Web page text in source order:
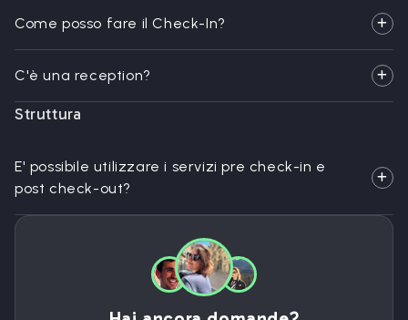
Come posso fare il Check-In?
C'è una reception?
Struttura
E' possibile utilizzare i servizi pre check-in e
post check-out?